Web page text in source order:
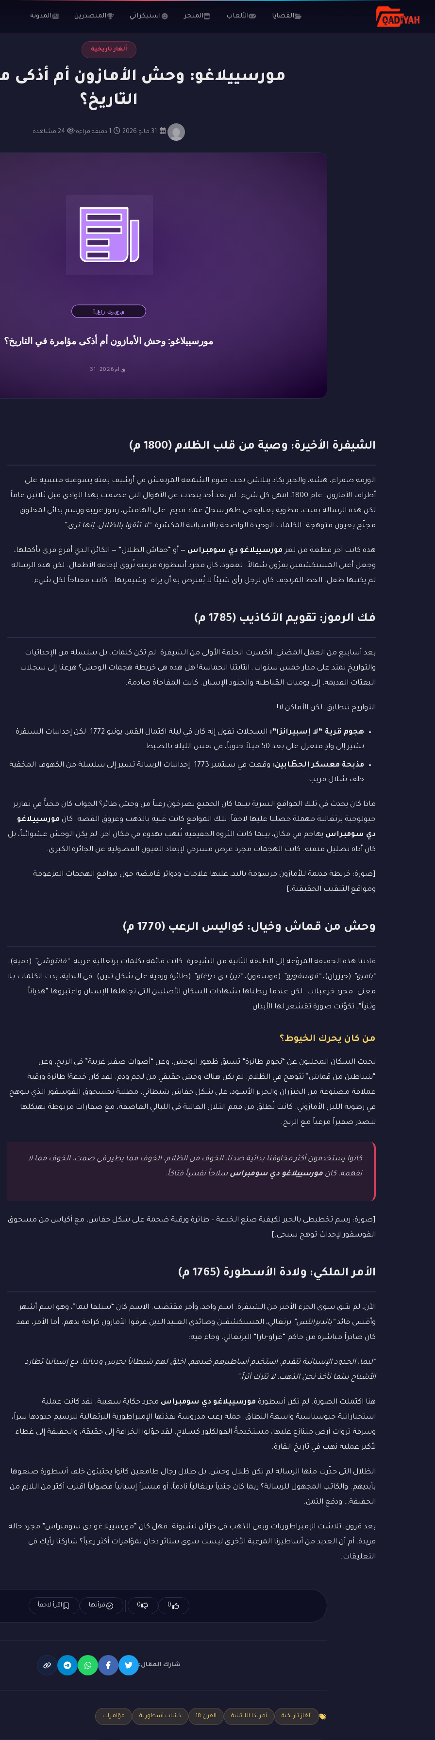
القضايا الألعاب المتجر استيكراتي المتصدرين المدونة الرئيسية ألغاز تاريخية مورسييلاغو: وحش الأمازون أم أذكى مؤامرة في التاريخ؟
ألغاز تاريخية
مورسييلاغو: وحش الأمازون أم أذكى
التاريخ؟
·
·
· 24 مشاهدة
الشيفرة الأخيرة: وصية من قلب الظلام (1800 م)
الورقة صفراء، هشة، والحبر يكاد يتلاشى تحت ضوء الشمعة المرتعش في أرشيف بعثة يسوعية منسية على
أطراف الأمازون. عام 1800، انتهى كل شيء. لم يعد أحد يتحدث عن الأهوال التي عصفت بهذا الوادي قبل ثلاثين عاماً.
لكن هذه الرسالة بقيت، مطوية بعناية في ظهر سجلّ عماد قديم. على الهامش، رموز غريبة ورسم بدائي لمخلوق
مجنّح بعيون متوهجة. الكلمات الوحيدة الواضحة بالأسبانية المكسّرة:“لا تثقوا بالظلال. إنها ترى.”
هذه كانت آخر قطعة من لغز مورسييلاغو دي سومبراس — أو “خفاش الظلال” — الكائن الذي أفرغ قرى بأكملها،
وجعل أعتى المستكشفين يفرّون شمالاً. لعقود، كان مجرد أسطورة مرعبة تُروى لإخافة الأطفال. لكن هذه الرسالة
لم يكتبها طفل. الخط المرتجف كان لرجل رأى شيئاً لا يُفترض به أن يراه. وشيفرتها… كانت مفتاحاً لكل شيء.
فك الرموز: تقويم الأكاذيب (1785 م)
بعد أسابيع من العمل المضني، انكسرت الحلقة الأولى من الشيفرة. لم تكن كلمات، بل سلسلة من الإحداثيات
والتواريخ تمتد على مدار خمس سنوات. انتابتنا الحماسة! هل هذه هي خريطة هجمات الوحش؟ هرعنا إلى سجلات
البعثات القديمة، إلى يوميات القباطنة والجنود الإسبان. كانت المفاجأة صادمة.
التواريخ تتطابق، لكن الأماكن لا!
هجوم قرية “لا إسبيرانزا”:
السجلات تقول إنه كان في ليلة اكتمال القمر، يونيو 1772. لكن إحداثيات الشيفرة
تشير إلى وادٍ منعزل على بعد 50 ميلاً جنوباً، في نفس الليلة بالضبط.
مذبحة معسكر الحطّابين:
وقعت في سبتمبر 1773. إحداثيات الرسالة تشير إلى سلسلة من الكهوف المخفية
خلف شلال قريب.
ماذا كان يحدث في تلك المواقع السرية بينما كان الجميع يصرخون رعباً من وحش طائر؟ الجواب كان مخبأً في تقارير
جيولوجية برتغالية مهملة حصلنا عليها لاحقاً: تلك المواقع كانت غنية بالذهب وعروق الفضة. كان مورسييلاغو
دي سومبراس يهاجم في مكان، بينما كانت الثروة الحقيقية تُنهب بهدوء في مكان آخر. لم يكن الوحش عشوائياً، بل
كان أداة تضليل متقنة. كانت الهجمات مجرد عرض مسرحي لإبعاد العيون الفضولية عن الجائزة الكبرى.
[صورة: خريطة قديمة للأمازون مرسومة باليد، عليها علامات ودوائر غامضة حول مواقع الهجمات المزعومة
ومواقع التنقيب الحقيقية.]
وحش من قماش وخيال: كواليس الرعب (1770 م)
قادتنا هذه الحقيقة المروّعة إلى الطبقة الثانية من الشيفرة. كانت قائمة بكلمات برتغالية غريبة:“فانتوشي” (دمية)،
“بامبو” (خيزران)،“فوسفورو” (فوسفور)،“تيرا دي دراغاو” (طائرة ورقية على شكل تنين). في البداية، بدت الكلمات بلا
معنى. مجرد خزعبلات. لكن عندما ربطناها بشهادات السكان الأصليين التي تجاهلها الإسبان واعتبروها “هذياناً
وثنياً”، تكوّنت صورة تقشعر لها الأبدان.
من كان يحرك الخيوط؟
تحدث السكان المحليون عن “نجوم طائرة” تسبق ظهور الوحش، وعن “أصوات صفير غريبة” في الريح، وعن
“شياطين من قماش” تتوهج في الظلام. لم يكن هناك وحش حقيقي من لحم ودم. لقد كان خدعة! طائرة ورقية
عملاقة مصنوعة من الخيزران والحرير الأسود، على شكل خفاش شيطاني، مطلية بمسحوق الفوسفور الذي يتوهج
في رطوبة الليل الأمازوني. كانت تُطلق من قمم التلال العالية في الليالي العاصفة، مع صفارات مربوطة بهيكلها
لتصدر صفيراً مرعباً مع الريح.
كانوا يستخدمون أكثر مخاوفنا بدائية ضدنا: الخوف من الظلام، الخوف مما يطير في صمت، الخوف مما لا
نفهمه. كان مورسييلاغو دي سومبراس سلاحاً نفسياً فتاكاً.
[صورة: رسم تخطيطي بالحبر لكيفية صنع الخدعة – طائرة ورقية ضخمة على شكل خفاش، مع أكياس من مسحوق
الفوسفور لإحداث توهج شبحي.]
الأمر الملكي: ولادة الأسطورة (1765 م)
الآن، لم يتبق سوى الجزء الأخير من الشيفرة. اسم واحد، وأمر مقتضب. الاسم كان “سيلفا ليما”، وهو اسم أشهر
وأقسى قائد“بانديرانتس” برتغالي، المستكشفين وصائدي العبيد الذين عرفوا الأمازون كراحة يدهم. أما الأمر، فقد
كان صادراً مباشرة من حاكم “غراو-بارا” البرتغالي، وجاء فيه:
“ليما، الحدود الإسبانية تتقدم. استخدم أساطيرهم ضدهم. اخلق لهم شيطاناً يحرس ودياننا. دع إسبانيا تطارد
الأشباح بينما نأخذ نحن الذهب. لا تترك أثراً.”
هنا اكتملت الصورة. لم تكن أسطورة مورسييلاغو دي سومبراس مجرد حكاية شعبية. لقد كانت عملية
استخباراتية جيوسياسية واسعة النطاق. حملة رعب مدروسة نفذتها الإمبراطورية البرتغالية لترسيم حدودها سراً،
وسرقة ثروات أرض متنازع عليها، مستخدمةً الفولكلور كسلاح. لقد حوّلوا الخرافة إلى حقيقة، والحقيقة إلى غطاء
لأكبر عملية نهب في تاريخ القارة.
الظلال التي حذّرت منها الرسالة لم تكن ظلال وحش، بل ظلال رجال طامعين كانوا يختبئون خلف أسطورة صنعوها
بأيديهم. والكاتب المجهول للرسالة؟ ربما كان جندياً برتغالياً نادماً، أو مبشراً إسبانياً فضولياً اقترب أكثر من اللازم من
الحقيقة… ودفع الثمن.
بعد قرون، تلاشت الإمبراطوريات وبقي الذهب في خزائن لشبونة. فهل كان “مورسييلاغو دي سومبراس” مجرد حالة
فريدة، أم أن العديد من أساطيرنا المرعبة الأخرى ليست سوى ستائر دخان لمؤامرات أكثر رعباً؟ شاركنا رأيك في
التعليقات.
0
0 قرأتها اقرأ لاحقاً
شارك المقال:
ألغاز تاريخية أمريكا اللاتينية القرن 18 كائنات أسطورية مؤامرات